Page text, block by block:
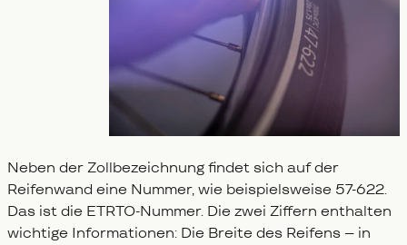
Neben der Zollbezeichnung findet sich auf der
Reifenwand eine Nummer, wie beispielsweise 57-622.
Das ist die ETRTO-Nummer. Die zwei Ziffern enthalten
wichtige Informationen: Die Breite des Reifens – in